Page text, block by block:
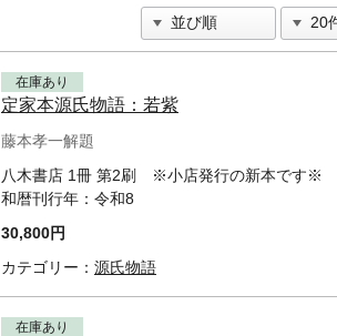
在庫あり
定家本源氏物語：若紫
藤本孝一解題
八木書店 1冊 第2刷 ※小店発行の新本です※
和暦刊行年： 令和8
30,800円
カテゴリー： 源氏物語
在庫あり